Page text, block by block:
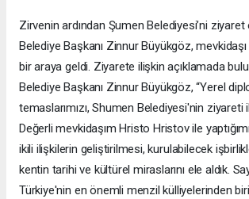
Zirvenin ardından Şumen Belediyesi’ni ziyaret
Belediye Başkanı Zinnur Büyükgöz,
bir araya geldi. Ziyarete ilişkin açıklamada
Belediye Başkanı Zinnur Büyükgöz, “Yerel
temaslarımızı, Shumen Belediyesi'nin
Değerli mevkidaşım Hristo Hristov ile
ikili ilişkilerin geliştirilmesi, kurulabilecek
kentin tarihi ve kültürel miraslarını ele aldık.
Türkiye'nin en önemli menzil külliyelerinden